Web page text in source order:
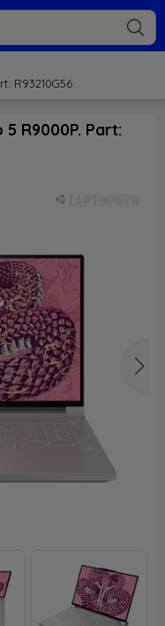
R93210G56
5 R9000P. Part: